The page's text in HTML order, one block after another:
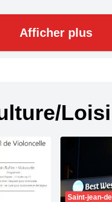
Afficher plus
Saint-jean-